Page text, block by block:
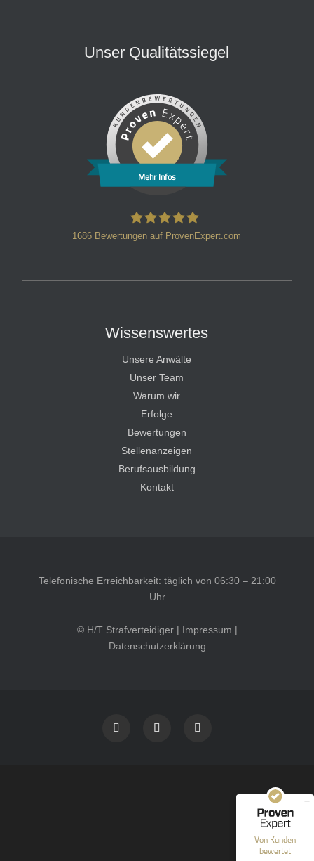
Unser Qualitätssiegel
Mehr Infos
1686 Bewertungen auf ProvenExpert.com
Wissenswertes
Unsere Anwälte
Unser Team
Warum wir
Erfolge
Bewertungen
Stellenanzeigen
Berufsausbildung
Kontakt
Telefonische Erreichbarkeit: täglich von 06:30 – 21:00
Uhr
© H/T Strafverteidiger | Impressum |
Datenschutzerklärung
Von Kunden
bewertet
40
Bewertungen auf
ProvenExpert.com